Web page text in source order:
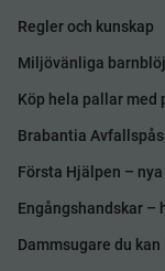
Regler och kunskap
Miljövänliga
Köp hela pallar med
Brabantia
Första Hjälpen –
Engångshandskar
Dammsugare du